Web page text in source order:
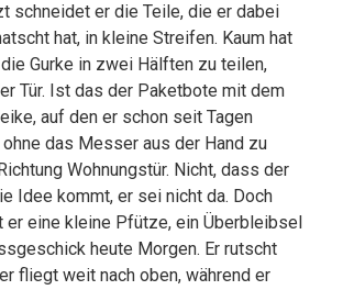
schneidet er die Teile, die er dabei
hat, in kleine Streifen. Kaum hat
Gurke in zwei Hälften zu teilen,
Tür. Ist das der Paketbote mit dem
auf den er schon seit Tagen
das Messer aus der Hand zu
Wohnungstür. Nicht, dass der
Idee kommt, er sei nicht da. Doch
er eine kleine Pfütze, ein Überbleibsel
heute Morgen. Er rutscht
fliegt weit nach oben, während er